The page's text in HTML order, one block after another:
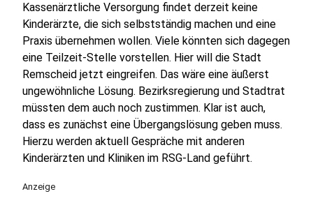
Kassenärztliche Versorgung findet derzeit keine
Kinderärzte, die sich selbstständig machen und eine
Praxis übernehmen wollen. Viele könnten sich dagegen
eine Teilzeit-Stelle vorstellen. Hier will die Stadt
Remscheid jetzt eingreifen. Das wäre eine äußerst
ungewöhnliche Lösung. Bezirksregierung und Stadtrat
müssten dem auch noch zustimmen. Klar ist auch,
dass es zunächst eine Übergangslösung geben muss.
Hierzu werden aktuell Gespräche mit anderen
Kinderärzten und Kliniken im RSG-Land geführt.
Anzeige